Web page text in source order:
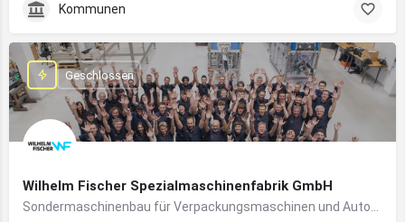
Kommunen
Wilhelm Fischer Spezialmaschinenfabrik GmbH
Geschlossen